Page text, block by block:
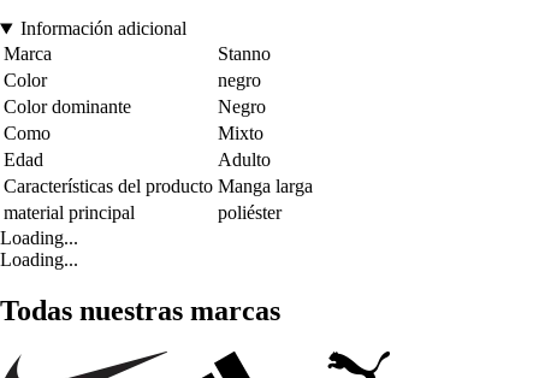
Información adicional
Marca
Stanno
Color
negro
Color dominante
Negro
Como
Mixto
Edad
Adulto
Características del producto Manga larga
material principal
poliéster
Loading...
Loading...
Todas nuestras marcas